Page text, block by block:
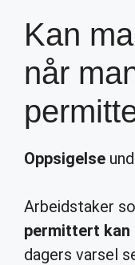
Kan
når
Oppsigelse
Arbeidstaker
permittert kan
dagers varsel